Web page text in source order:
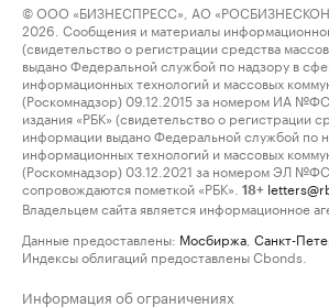
© ООО «БИЗНЕСПРЕСС», АО
2026. Сообщения и материалы
(свидетельство о регистрации средства
выдано Федеральной службой по надзору в
информационных технологий и массовых
(Роскомнадзор) 09.12.2015 за номером ИА
издания «РБК» (свидетельство о регистрации
информации выдано Федеральной службой по
информационных технологий и массовых
(Роскомнадзор) 03.12.2021 за номером ЭЛ
сопровождаются пометкой «РБК».
18+
Владельцем сайта является информационное
Данные предоставлены: Мосбиржа Санкт-
Индексы облигаций предоставлены Cbonds.
Информация об ограничениях